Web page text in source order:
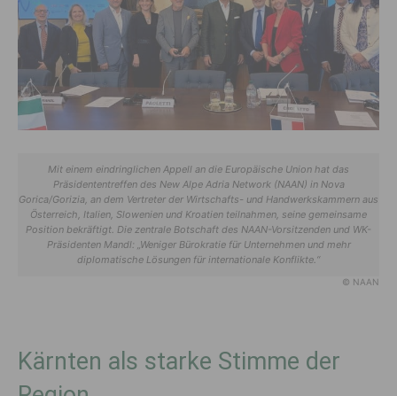
Mit einem eindringlichen Appell an die Europäische Union hat das
Präsidententreffen des New Alpe Adria Network (NAAN) in Nova
Gorica/Gorizia, an dem Vertreter der Wirtschafts- und Handwerkskammern aus
Österreich, Italien, Slowenien und Kroatien teilnahmen, seine gemeinsame
Position bekräftigt. Die zentrale Botschaft des NAAN-Vorsitzenden und WK-
Präsidenten Mandl: „Weniger Bürokratie für Unternehmen und mehr
diplomatische Lösungen für internationale Konflikte.“
© NAAN
Kärnten als starke Stimme der